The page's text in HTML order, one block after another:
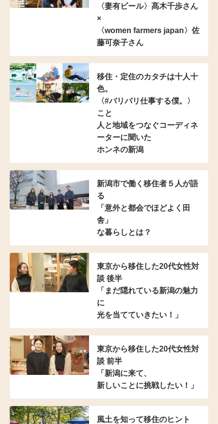
〈妻有ビール〉髙木千歩さん
×
〈women farmers japan〉佐
藤可奈子さん
移住・定住のカタチは十人十
色。
〈#バリバリ仕事する僕。〉
こと
人と地域をつなぐコーディネ
ーターに聞いた
ホンネの新潟
新潟市で働く移住者５人が語
る
「意外と都会でほどよく田
舎」
な暮らしとは？
東京から移住した20代女性対
談 後半
「まだ隠れている新潟の魅力
に
光を当てていきたい！」
東京から移住した20代女性対
談 前半
「新潟に来て、
新しいことに挑戦したい！」
風土を知って移住のヒント